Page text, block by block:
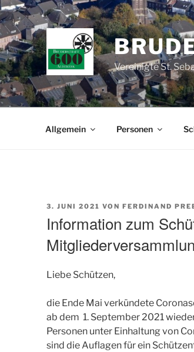
Vereinigte St.
Allgemein Personen
VERÖFFENTLICHT
3. JUNI 2021 VON FERDINAND
Information zum
Liebe Schützen,
die Ende Mai verkündete
ab dem 1. September 2021
Personen unter Einhaltung von
sind die Auflagen für ein